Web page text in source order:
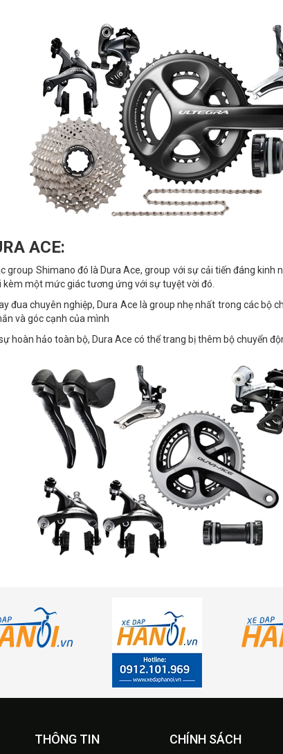
ACE:
group Shimano đó là Dura Ace, group với sự cải tiến đáng kinh
kèm một mức giác tương ứng với sự tuyệt vời đó.
đua chuyên nghiệp, Dura Ace là group nhẹ nhất trong các bộ
và góc cạnh của mình
hoàn hảo toàn bộ, Dura Ace có thể trang bị thêm bộ chuyển
THÔNG TIN CHÍNH SÁCH